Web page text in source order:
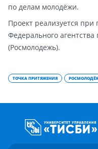
по делам молодёжи.
Проект реализуется при
Федерального
(Росмолодежь).
ТОЧКА ПРИТЯЖЕНИЯ